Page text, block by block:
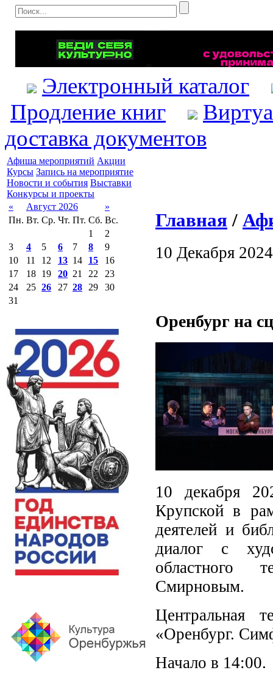
Электронный каталог
Продление книг
доставка документов
Афиша мероприятий Акции
Курсы Запись на мероприятие
Новости и события Выставки
Конкурсы и проекты
«
Август 2026
»
Пн. Вт. Ср. Чт. Пт. Сб. Вс.
1
2
3
4 5 6 7 8
9
10
11 12 13 14 15
16
17
18 19 20 21 22
23
24
25 26 27 28 29
30
31
Главная /
10 Декабря 2024
Оренбург на
10 декабря
Крупской в
деятелей и
диалог с
областного
Смирновым.
Центральная
«Оренбург.
Начало в 14:00.